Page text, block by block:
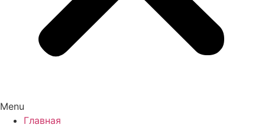
Menu
Главная